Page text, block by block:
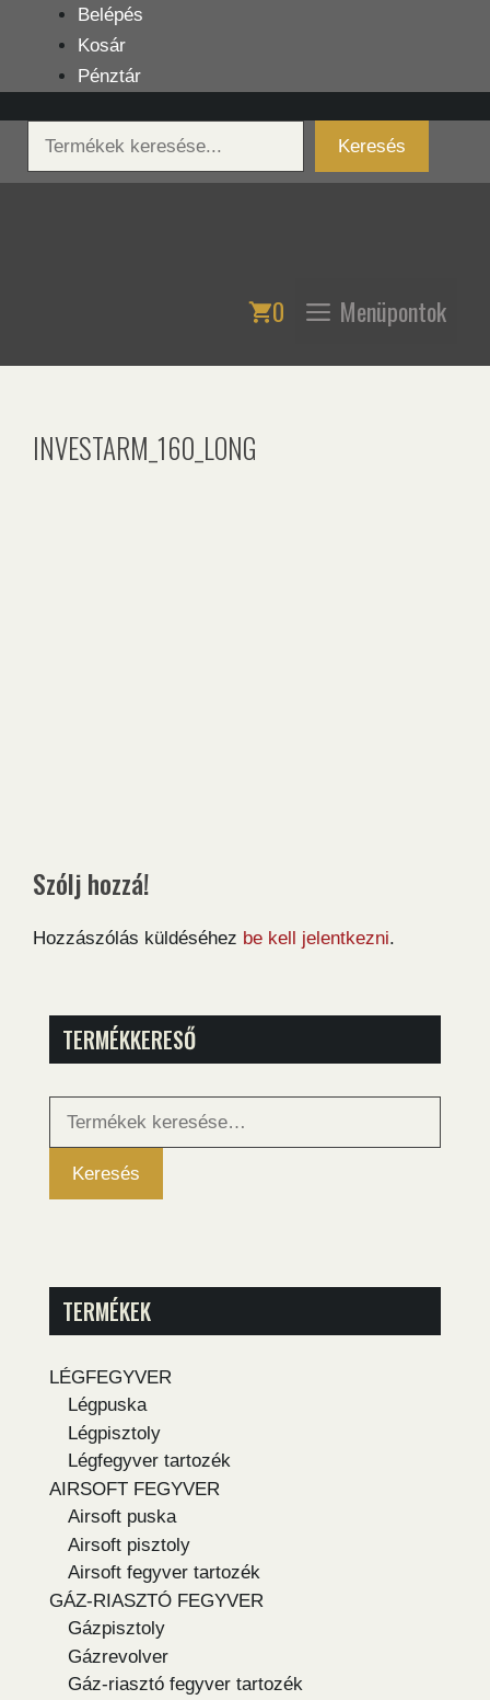
tartalomba
Belépés
Kosár
Pénztár
Keresés
Keresés
0 Menüpontok
INVESTARM_160_LONG
Szólj hozzá!
Hozzászólás küldéséhez be kell jelentkezni.
TERMÉKKERESŐ
Keresés
Keresés
TERMÉKEK
LÉGFEGYVER
Légpuska
Légpisztoly
Légfegyver tartozék
AIRSOFT FEGYVER
Airsoft puska
Airsoft pisztoly
Airsoft fegyver tartozék
GÁZ-RIASZTÓ FEGYVER
Gázpisztoly
Gázrevolver
Gáz-riasztó fegyver tartozék